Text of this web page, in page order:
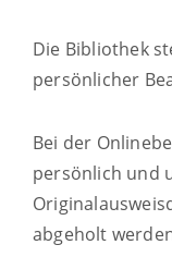
Die Bibliothek
persönlicher
Bei der
persönlich und
abgeholt